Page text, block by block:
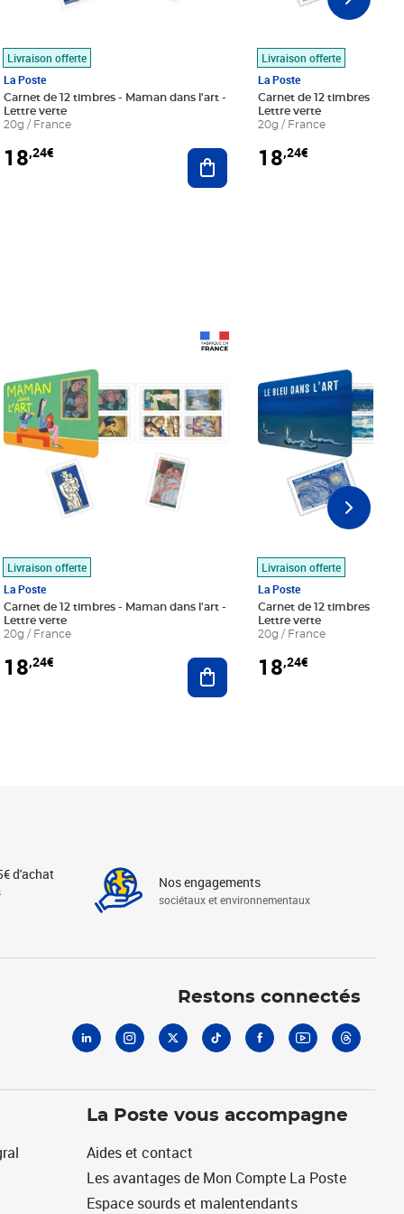
au panier
Livraison offerte
La Poste
Carnet de 12 timbres - Maman dans l'art -
Lettre verte
20g / France
18,24€ Ajouter au panier
Livraison offerte
La Poste
Carnet de 12 timbres - Le
Lettre verte
20g / France
18,24€
au panier
Livraison offerte
La Poste
Carnet de 12 timbres - Maman dans l'art -
Lettre verte
20g / France
18,24€ Ajouter au panier
Livraison offerte
La Poste
Carnet de 12 timbres - Le
Lettre verte
20g / France
18,24€
d'achat Nos engagements
sociétaux et environnementaux
Restons connectés
La Poste vous accompagne
Aides et contact
Les avantages de Mon Compte La Poste
Espace sourds et malentendants